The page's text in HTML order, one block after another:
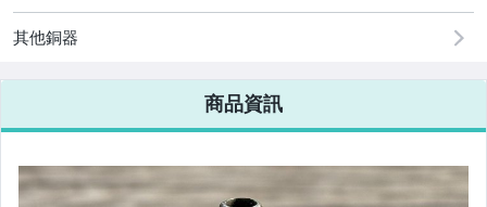
其他銅器
商品資訊